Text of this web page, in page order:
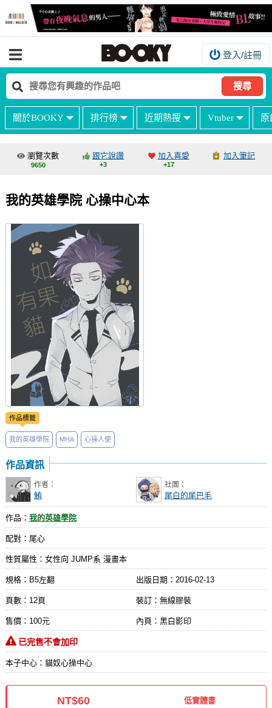
登入/註冊
搜尋
關於BOOKY 排行榜 近期熱搜 Vtuber 原
我的訂單
如何購買
海外購買說明
如何委託販售
客服中心
台灣同人誌中心
社團管理中心
登入BOOKY委託管理
瀏覽次數
9650
跟它說讚
+3
加入喜愛
+17
加入筆記
我的英雄學院 心操中心本
作品標籤
我的英雄學院 MHA 心操人使
作品資訊
作者：
鮪
社團：
尾白的尾巴毛
作品：我的英雄學院
配對：尾心
性質屬性：女性向 JUMP系 漫畫本
規格：B5左翻 出版日期： 2016-02-13
頁數：12頁 裝訂：無線膠裝
售價：100元 內頁：黑白影印
已完售不會加印
本子中心：貓奴心操中心
NT$60
低實體書